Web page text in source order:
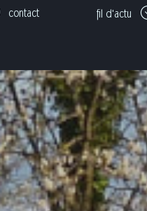
contact fil d'actu